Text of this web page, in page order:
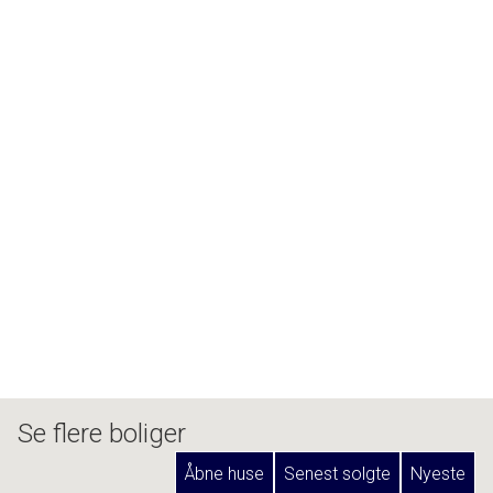
Se flere boliger
Åbne huse Senest solgte Nyeste